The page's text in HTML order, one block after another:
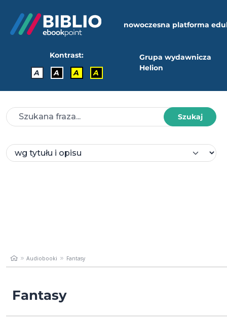
nowoczesna platforma
Kontrast:
A
A A A
Grupa wydawnicza
Helion
Szukaj
Audiobooki Fantasy
Fantasy